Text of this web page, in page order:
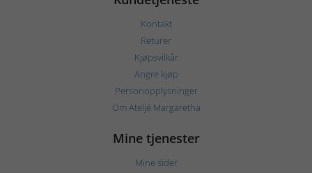
Kontakt
Returer
Kjøpsvilkår
Angre kjøp
Personopplysninger
Om Ateljé Margaretha
Mine tjenester
Mine sider